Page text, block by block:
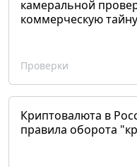
камеральной
коммерческую тайну
Проверки
Криптовалюта в
правила оборота